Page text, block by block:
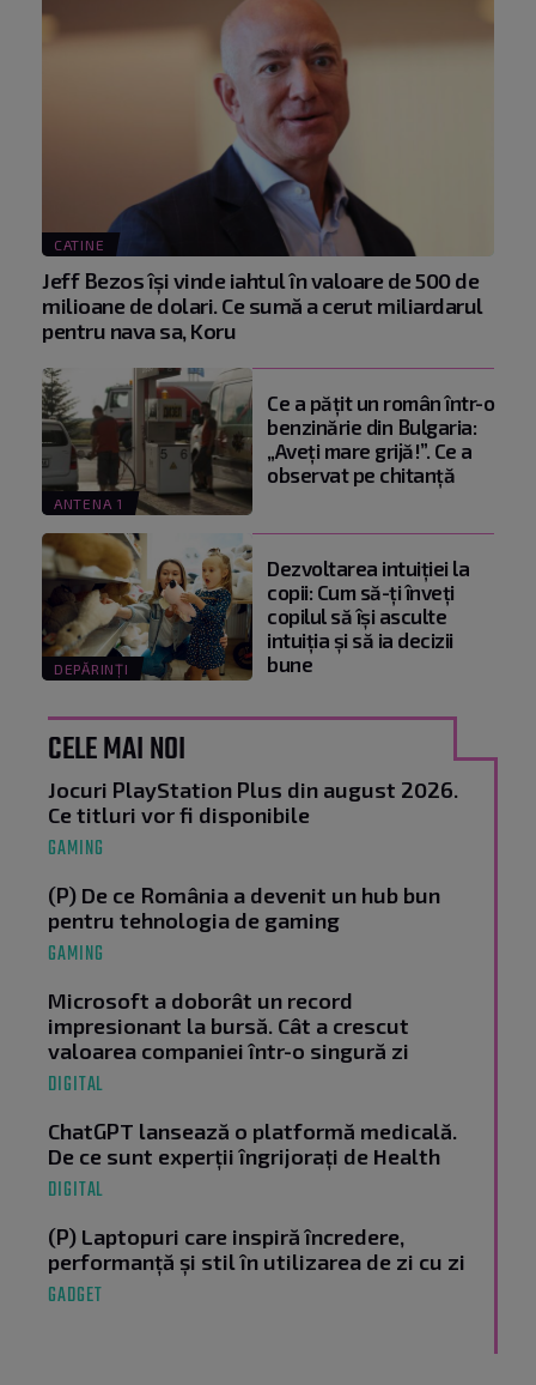
CATINE
Jeff Bezos își vinde iahtul în valoare de 500 de
milioane de dolari. Ce sumă a cerut miliardarul
pentru nava sa, Koru
ANTENA 1
Ce a pățit un român într-o
benzinărie din Bulgaria:
„Aveți mare grijă!”. Ce a
observat pe chitanță
DEPĂRINȚI
Dezvoltarea intuiției la
copii: Cum să-ți înveți
copilul să își asculte
intuiția și să ia decizii
bune
CELE MAI NOI
Jocuri PlayStation Plus din august 2026.
Ce titluri vor fi disponibile
GAMING
(P) De ce România a devenit un hub bun
pentru tehnologia de gaming
GAMING
Microsoft a doborât un record
impresionant la bursă. Cât a crescut
valoarea companiei într-o singură zi
DIGITAL
ChatGPT lansează o platformă medicală.
De ce sunt experții îngrijorați de Health
DIGITAL
(P) Laptopuri care inspiră încredere,
performanță și stil în utilizarea de zi cu zi
GADGET